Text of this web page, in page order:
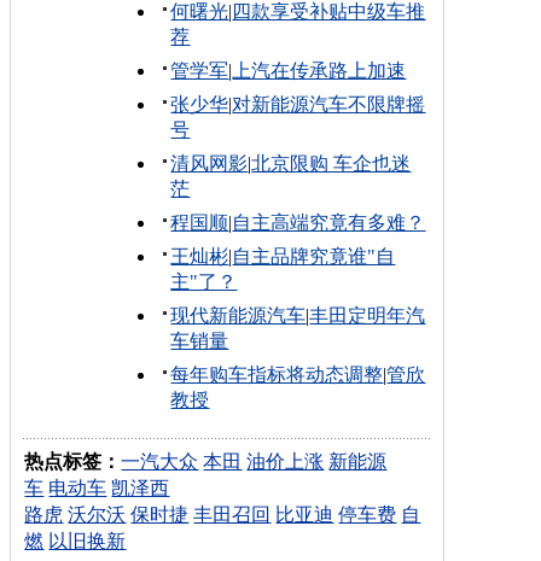
何曙光| 四款享受补贴中级车推
荐
管学军| 上汽在传承路上加速
张少华|对新能源汽车不限牌摇
号
清风网影|北京限购 车企也迷
茫
程国顺|自主高端究竟有多难？
王灿彬|自主品牌究竟谁"自
主"了？
现代新能源汽车|丰田定明年汽
车销量
每年购车指标将动态调整|管欣
教授
热点标签：一汽大众 本田 油价上涨 新能源
车 电动车 凯泽西
路虎 沃尔沃 保时捷 丰田召回 比亚迪 停车费 自
燃 以旧换新